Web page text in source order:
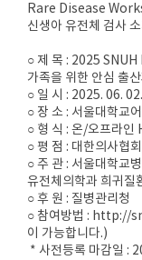
Rare Disease
신생아 유전체 검사
○ 제 목 : 2025
가족을 위한 안심 출
○ 일 시 : 2025. 06.
○ 장 소 : 서울대학교
○ 형 식 : 온/오프라인
○ 평 점 : 대한의사협
○ 주 관 : 서울대학교
유전체의학과 희귀질
○ 후 원 : 질병관리청
○ 참여방법 : http://
이 가능합니다.)
* 사전등록 마감일 :